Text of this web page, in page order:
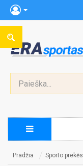
Pradžia Sporto prekės